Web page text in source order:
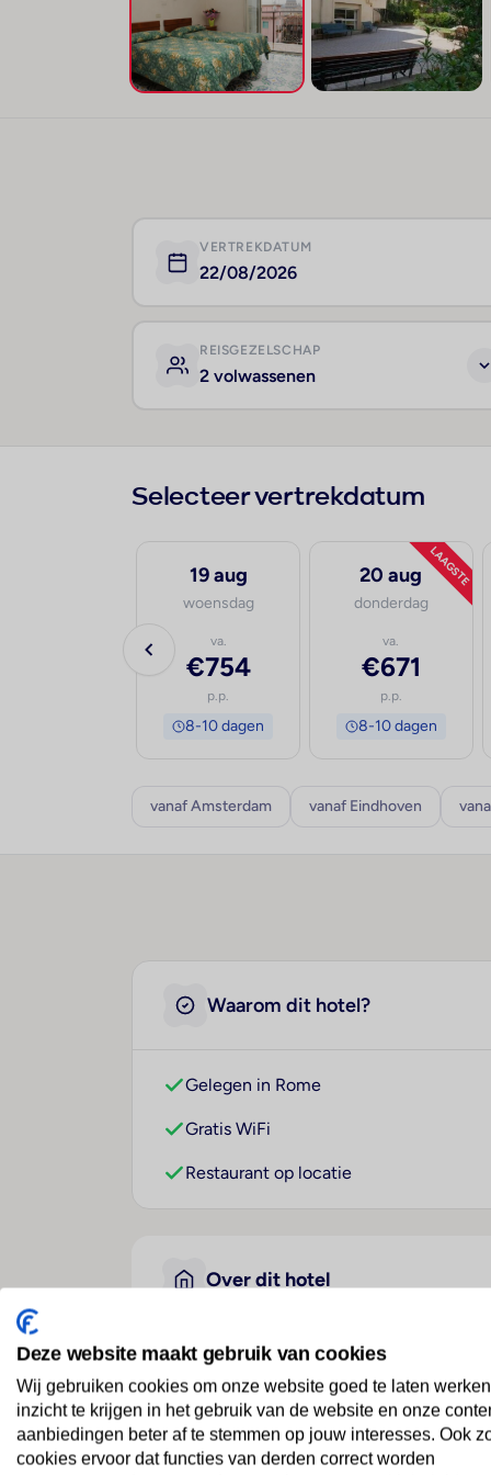
VERTREKDATUM
22/08/2026
REISGEZELSCHAP
2 volwassenen
Selecteer vertrekdatum
19 aug
woensdag
va.
€754
p.p.
8-10 dagen
LAAGSTE
20 aug
donderdag
va.
€671
p.p.
8-10 dagen
vanaf Amsterdam vanaf Eindhoven
Waarom dit hotel?
Gelegen in Rome
Gratis WiFi
Restaurant op locatie
Over dit hotel
Casa Tra Noi
Italië · Lazio· Rome
Deze website maakt gebruik van cookies
Wij gebruiken cookies om onze website goed te laten
inzicht te krijgen in het gebruik van de website en onze
aanbiedingen beter af te stemmen op jouw interesses. Ook
cookies ervoor dat functies van derden correct worden